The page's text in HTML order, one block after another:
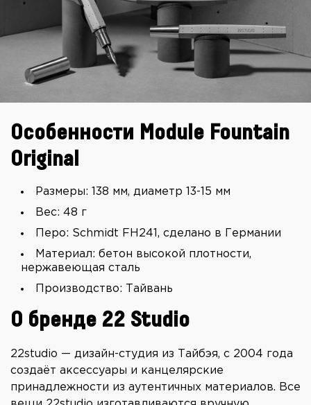
Особенности Module Fountain
Original
Размеры: 138 мм, диаметр 13-15 мм
Вес: 48 г
Перо: Schmidt FH241, сделано в Германии
Материал: бетон высокой плотности,
нержавеющая сталь
Производство: Тайвань
О бренде 22 Studio
22studio — дизайн-студия из Тайбэя, с 2004 года
создаёт аксессуары и канцелярские
принадлежности из аутентичных материалов. Все